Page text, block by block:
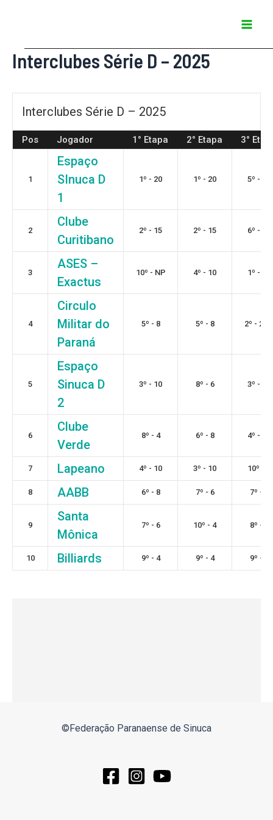
conteúdo
Interclubes Série D – 2025
Interclubes Série D – 2025
Pos Jogador 1° Etapa 2° Etapa 3°
1
Espaço
SInuca D
1
1º - 20 1º - 20 5º - 12
2
Clube
Curitibano
2º - 15 2º - 15 6º - 12
3
ASES –
Exactus
10º - NP 4º - 10 1º - 30
4
Circulo
Militar do
Paraná
5º - 8 5º - 8 2º - 22,5
5
Espaço
Sinuca D
2
3º - 10 8º - 6 3º - 15
6
Clube
Verde
8º - 4 6º - 8 4º - 15
7 Lapeano 4º - 10 3º - 10 10º - 6
8 AABB 6º - 8 7º - 6 7º - 9
9
Santa
Mônica
7º - 6 10º - 4 8º - 9
10 Billiards 9º - 4 9º - 4 9º - 6
©Federação Paranaense de Sinuca